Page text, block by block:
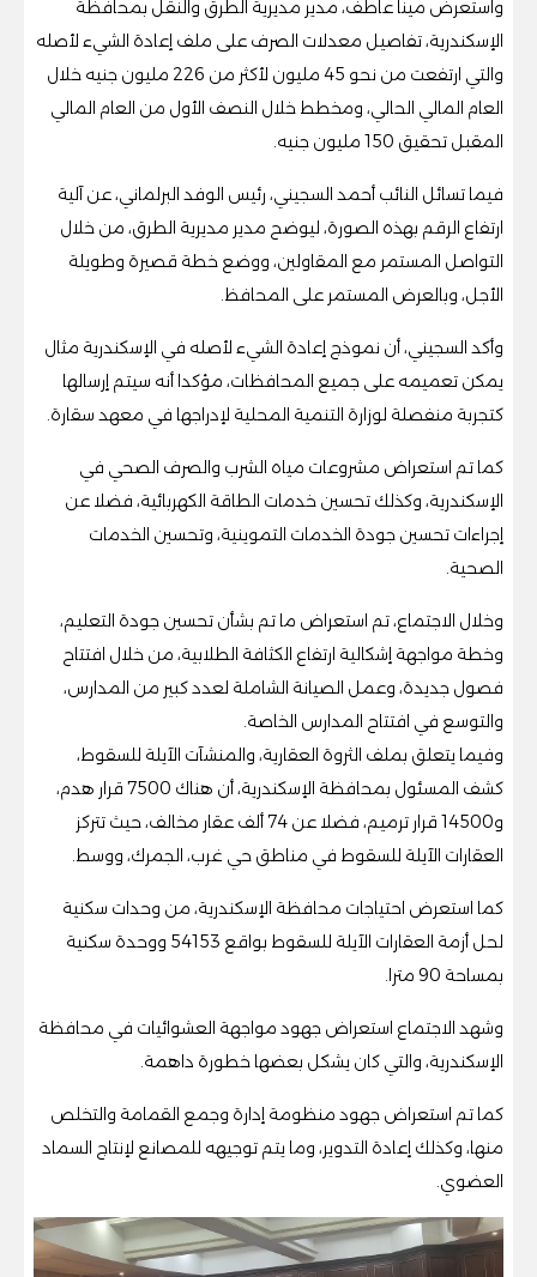
واستعرض مينا عاطف، مدير مديرية الطرق والنقل بمحافظة
الإسكندرية، تفاصيل معدلات الصرف على ملف إعادة الشيء لأصله
والتي ارتفعت من نحو 45 مليون لأكثر من 226 مليون جنيه خلال
العام المالي الحالي، ومخطط خلال النصف الأول من العام المالي
المقبل تحقيق 150 مليون جنيه.
فيما تسائل النائب أحمد السجيني، رئيس الوفد البرلماني، عن آلية
ارتفاع الرقم بهذه الصورة، ليوضح مدير مديرية الطرق، من خلال
التواصل المستمر مع المقاولين، ووضع خطة قصيرة وطويلة
الأجل، وبالعرض المستمر على المحافظ.
وأكد السجيني، أن نموذج إعادة الشيء لأصله في الإسكندرية مثال
يمكن تعميمه على جميع المحافظات، مؤكدا أنه سيتم إرسالها
كتجربة منفصلة لوزارة التنمية المحلية لإدراجها في معهد سقارة.
كما تم استعراض مشروعات مياه الشرب والصرف الصحي في
الإسكندرية، وكذلك تحسين خدمات الطاقة الكهربائية، فضلا عن
إجراءات تحسين جودة الخدمات التموينية، وتحسين الخدمات
الصحية.
وخلال الاجتماع، تم استعراض ما تم بشأن تحسين جودة التعليم،
وخطة مواجهة إشكالية ارتفاع الكثافة الطلابية، من خلال افتتاح
فصول جديدة، وعمل الصيانة الشاملة لعدد كبير من المدارس،
والتوسع في افتتاح المدارس الخاصة.
وفيما يتعلق بملف الثروة العقارية، والمنشآت الآيلة للسقوط،
كشف المسئول بمحافظة الإسكندرية، أن هناك 7500 قرار هدم،
و14500 قرار ترميم، فضلا عن 74 ألف عقار مخالف، حيث تتركز
العقارات الآيلة للسقوط في مناطق حي غرب، الجمرك، ووسط.
كما استعرض احتياجات محافظة الإسكندرية، من وحدات سكنية
لحل أزمة العقارات الآيلة للسقوط بواقع 54153 ووحدة سكنية
بمساحة 90 مترا.
وشهد الاجتماع استعراض جهود مواجهة العشوائيات في محافظة
الإسكندرية، والتي كان يشكل بعضها خطورة داهمة.
كما تم استعراض جهود منظومة إدارة وجمع القمامة والتخلص
منها، وكذلك إعادة التدوير، وما يتم توجيهه للمصانع لإنتاج السماد
العضوي.